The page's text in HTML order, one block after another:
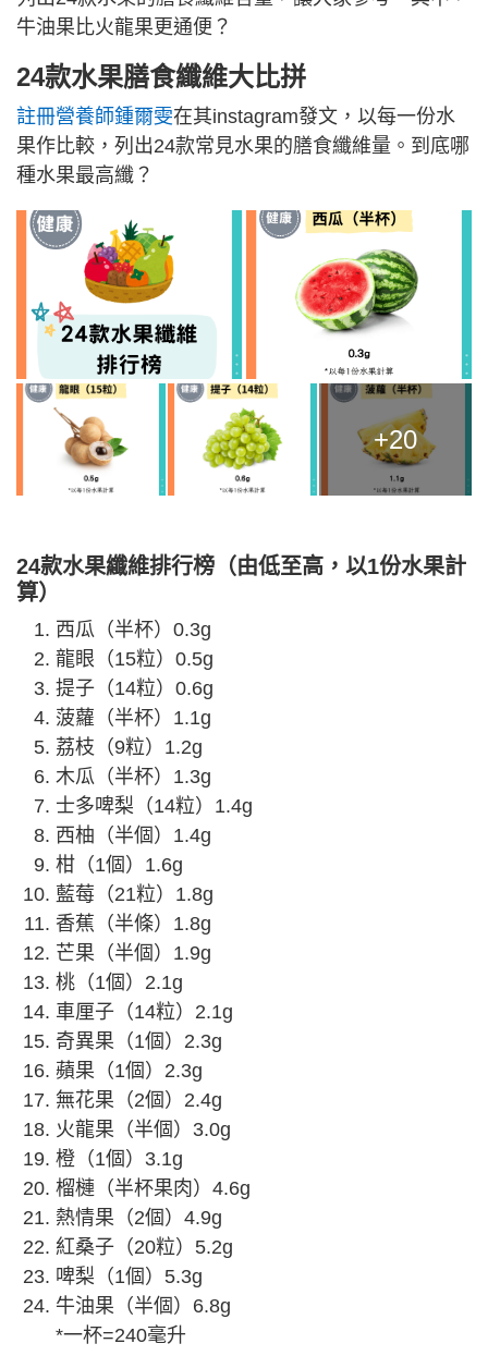
牛油果比火龍果更通便？
24款水果膳食纖維大比拼
註冊營養師鍾爾雯在其instagram發文，以每一份水
果作比較，列出24款常見水果的膳食纖維量。到底哪
種水果最高纖？
+20
24款水果纖維排行榜（由低至高，以1份水果計
算）
西瓜（半杯）0.3g
龍眼（15粒）0.5g
提子（14粒）0.6g
菠蘿（半杯）1.1g
荔枝（9粒）1.2g
木瓜（半杯）1.3g
士多啤梨（14粒）1.4g
西柚（半個）1.4g
柑（1個）1.6g
藍莓（21粒）1.8g
香蕉（半條）1.8g
芒果（半個）1.9g
桃（1個）2.1g
車厘子（14粒）2.1g
奇異果（1個）2.3g
蘋果（1個）2.3g
無花果（2個）2.4g
火龍果（半個）3.0g
橙（1個）3.1g
榴槤（半杯果肉）4.6g
熱情果（2個）4.9g
紅桑子（20粒）5.2g
啤梨（1個）5.3g
牛油果（半個）6.8g
*一杯=240毫升